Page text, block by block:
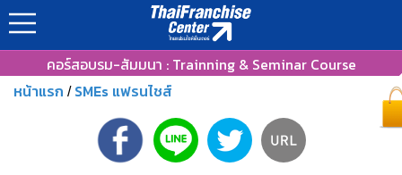
คอร์สอบรม-สัมมนา : Trainning & Seminar Course
หน้าแรก / SMEs แฟรนไชส์